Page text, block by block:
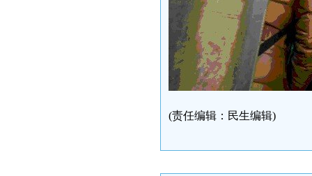
(责任编辑：民生编辑)